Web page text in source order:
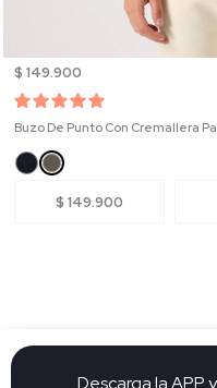
$ 149.900
Buzo De Punto Con Cremallera
$ 149.900
Descarga la APP